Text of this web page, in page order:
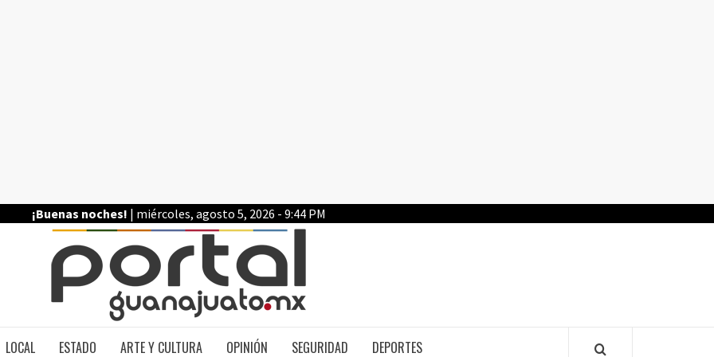
¡Buenas noches! | miércoles, agosto 5, 2026 - 9:44 PM
LOCAL ESTADO ARTE Y CULTURA OPINIÓN SEGURIDAD DEPORTES